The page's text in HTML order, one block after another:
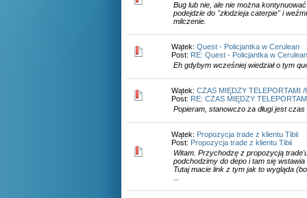
Bug lub nie, ale nie można
podejdzie do "złodzieja caterpie" i
milczenie.
Wątek: Quest - Policjantka w Cerulean
Post: RE: Quest - Policjantka w Cerulean
Eh gdybym wcześniej wiedział o tym
Wątek: CZAS MIĘDZY TELEPORTAMI /
Post: RE: CZAS MIĘDZY
Popieram, stanowczo za długi jest
Wątek: Propozycja trade z klientu Tibii
Post: Propozycja trade z klientu Tibii
Witam. Przychodzę z propozycją
podchodzimy do depo i tam się
Tutaj macie link z tym jak to wygląda